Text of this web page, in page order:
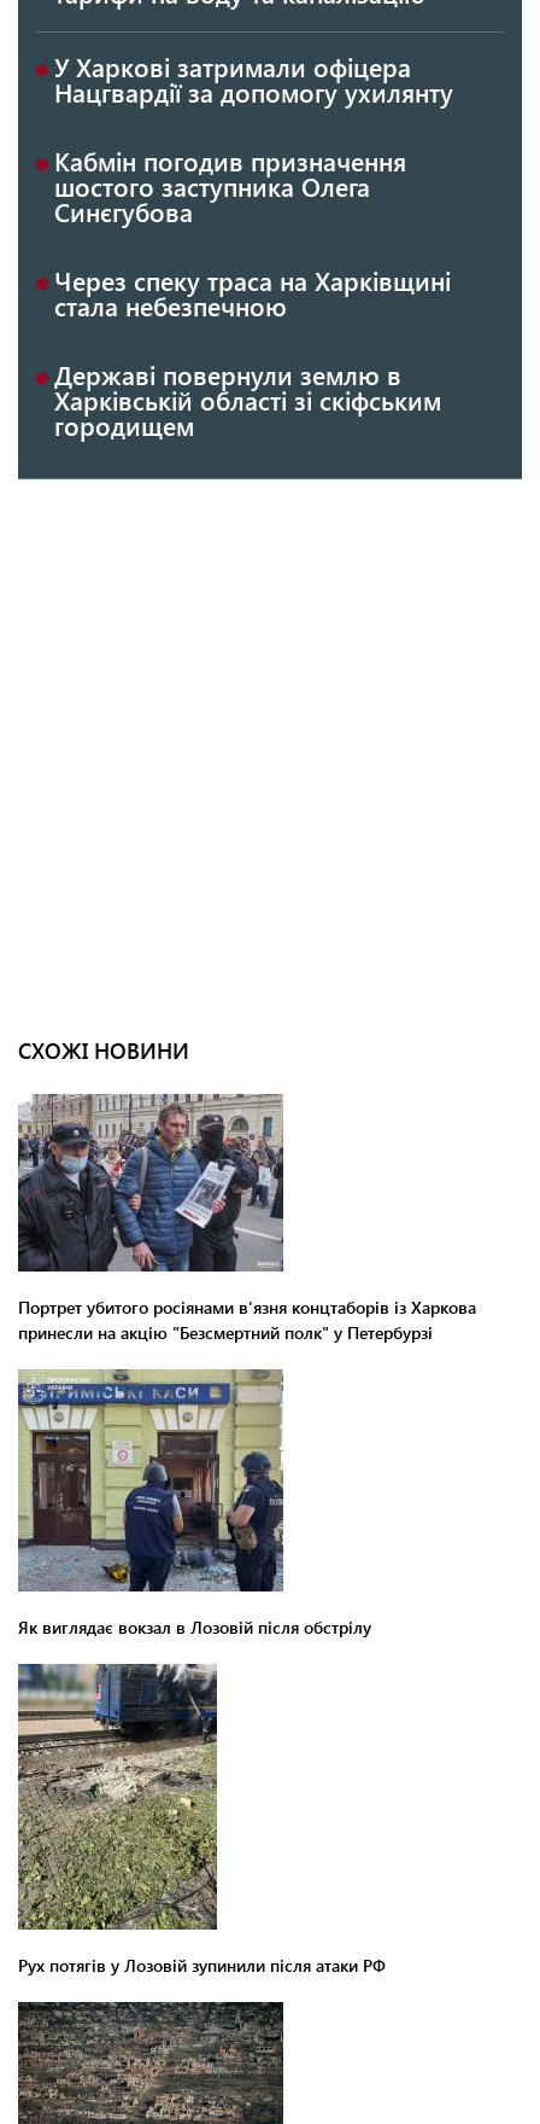
У Харкові затримали офіцера
Нацгвардії за допомогу ухилянту
Кабмін погодив призначення
шостого заступника Олега
Синєгубова
Через спеку траса на Харківщині
стала небезпечною
Державі повернули землю в
Харківській області зі скіфським
городищем
СХОЖІ НОВИНИ
Портрет убитого росіянами в'язня концтаборів із Харкова
принесли на акцію "Безсмертний полк" у Петербурзі
Як виглядає вокзал в Лозовій після обстрілу
Рух потягів у Лозовій зупинили після атаки РФ